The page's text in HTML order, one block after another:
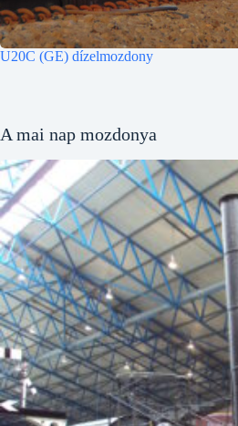
U20C (GE) dízelmozdony
A mai nap mozdonya